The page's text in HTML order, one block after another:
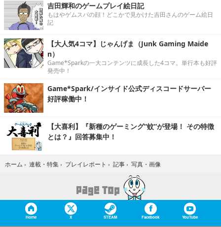
吉田輝和のゲームプレイ絵日記
もはやゲムスパの顔！どこかで見かけた吉田さんのゲーム絵日
記
【大人気4コマ】じゃんげま（Junk Gaming Maide
n）
Game*Sparkの一大コンテンツに成長した4コマ。単行本も好評
発売中！
Game*Spark/インサイド公式ディスコードサーバー
好評稼働中！
【大喜利】『新種のゲーミング“蚊”が登場！ その特徴
とは？』回答募集中！
ホーム › 連載・特集 › プレイレポート › 記事 › 写真・画像
Home X STEAM Facebook YouTube